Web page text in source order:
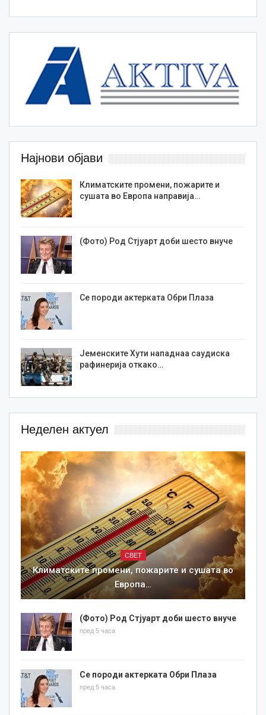
Најнови објави
Климатските промени, пожарите и
сушата во Европа направија…
(Фото) Род Стјуарт доби шесто внуче
Се породи актерката Обри Плаза
Јеменските Хути нападнаа саудиска
рафинерија откако…
Неделен актуел
СВЕТ
Климатските промени, пожарите и сушата во
Европа…
(Фото) Род Стјуарт доби шесто внуче
пред 5 часа
Се породи актерката Обри Плаза
пред 5 часа